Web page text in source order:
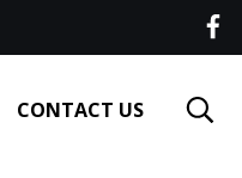
CONTACT US